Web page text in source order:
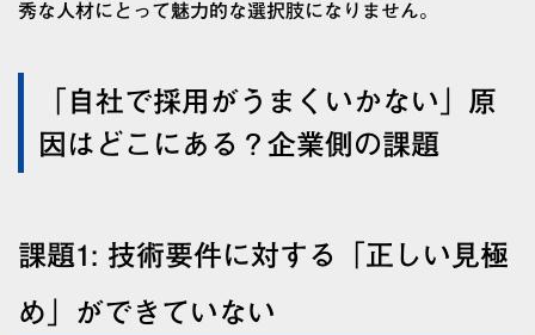
秀な人材にとって魅力的な選択肢になりません。
「自社で採用がうまくいかない」原
因はどこにある？企業側の課題
課題1: 技術要件に対する「正しい見極
め」ができていない